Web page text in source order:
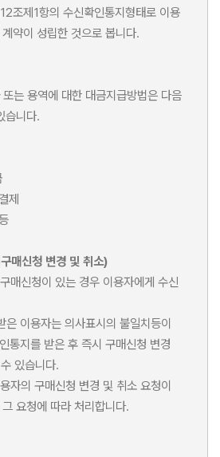
조제1항의 수신확인통지형태로 이용
약이 성립한 것으로 봅니다.
는 용역에 대한 대금지급방법은 다음
습니다.
제
매신청 변경 및 취소)
매신청이 있는 경우 이용자에게 수신
이용자는 의사표시의 불일치등이
통지를 받은 후 즉시 구매신청 변경
있습니다.
자의 구매신청 변경 및 취소 요청이
요청에 따라 처리합니다.